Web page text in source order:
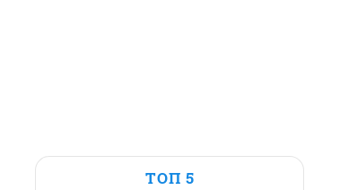
ТОП 5